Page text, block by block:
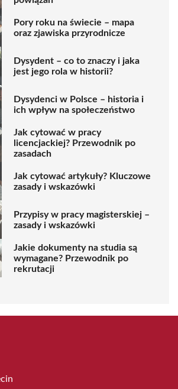
Pory roku na świecie – mapa
oraz zjawiska przyrodnicze
Dysydent – co to znaczy i jaka
jest jego rola w historii?
Dysydenci w Polsce – historia i
ich wpływ na społeczeństwo
Jak cytować w pracy
licencjackiej? Przewodnik po
zasadach
Jak cytować artykuły? Kluczowe
zasady i wskazówki
Przypisy w pracy magisterskiej –
zasady i wskazówki
Jakie dokumenty na studia są
wymagane? Przewodnik po
rekrutacji